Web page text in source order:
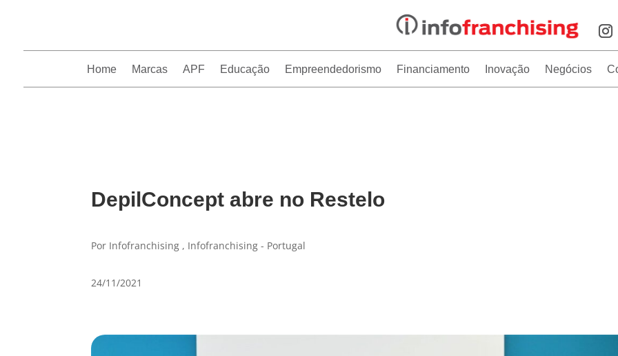
Home Marcas APF Educação Empreendedorismo Financiamento Inovação Negócios
DepilConcept abre no Restelo
Por Infofranchising , Infofranchising - Portugal
24/11/2021